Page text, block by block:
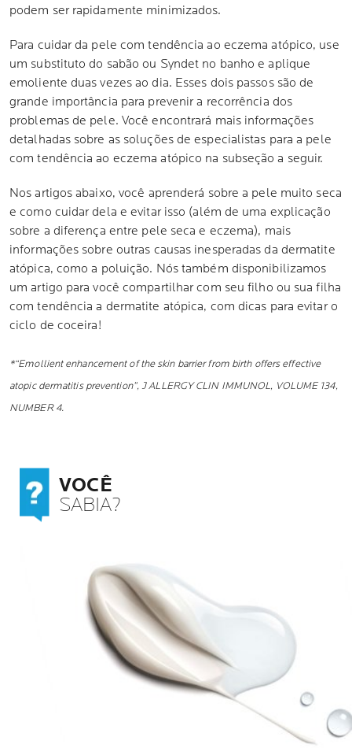
podem ser rapidamente minimizados.
Para cuidar da pele com tendência ao eczema atópico, use
um substituto do sabão ou Syndet no banho e aplique
emoliente duas vezes ao dia. Esses dois passos são de
grande importância para prevenir a recorrência dos
problemas de pele. Você encontrará mais informações
detalhadas sobre as soluções de especialistas para a pele
com tendência ao eczema atópico na subseção a seguir.
Nos artigos abaixo, você aprenderá sobre a pele muito seca
e como cuidar dela e evitar isso (além de uma explicação
sobre a diferença entre pele seca e eczema), mais
informações sobre outras causas inesperadas da dermatite
atópica, como a poluição. Nós também disponibilizamos
um artigo para você compartilhar com seu filho ou sua filha
com tendência a dermatite atópica, com dicas para evitar o
ciclo de coceira!
*“Emollient enhancement of the skin barrier from birth offers effective
atopic dermatitis prevention”, J ALLERGY CLIN IMMUNOL, VOLUME 134,
NUMBER 4.
VOCÊ
SABIA?